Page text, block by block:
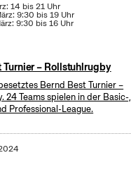
14 bis 21 Uhr
9:30 bis 19 Uhr
9:30 bis 16 Uhr
Turnier – Rollstuhlrugby
Bernd Best Turnier –
24 Teams spielen in der Basic-,
Professional-League.